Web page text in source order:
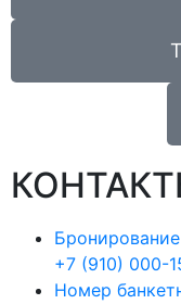
+7 (910) 000-
Номер